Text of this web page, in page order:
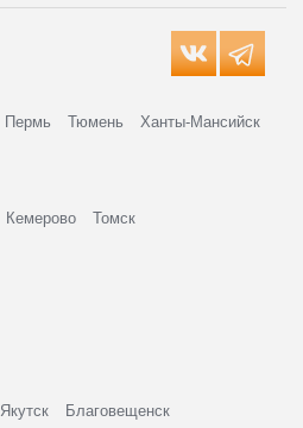
Пермь Тюмень Ханты-Мансийск
Кемерово Томск
Якутск
Благовещенск